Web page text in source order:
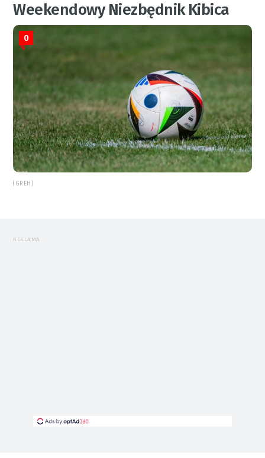
Weekendowy Niezbędnik Kibica
0
(GREH)
REKLAMA